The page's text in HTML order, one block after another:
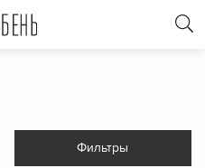
Фильтры